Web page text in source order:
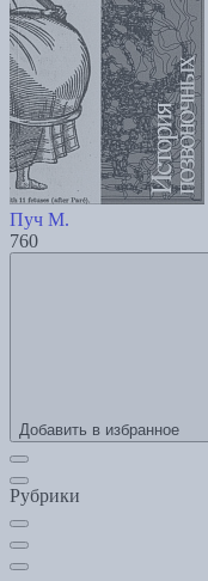
Пуч М.
760
Добавить в избранное
Рубрики